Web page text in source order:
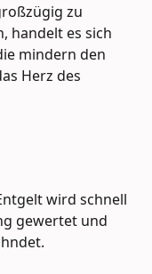
zu
handelt es sich
mindern den
Herz des
wird schnell
gewertet und